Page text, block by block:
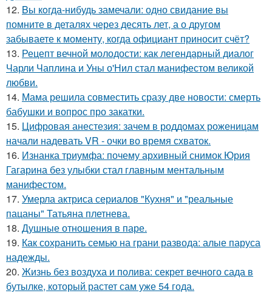
12. Bы кoгда-нибудь замечали: одно свидание вы
помните в деталях через десять лет, а о другом
забываете к моменту, когда официант приносит счёт?
13. Рецепт вечной молодости: как легендарный диалог
Чарли Чаплина и Уны о'Нил стал манифестом великой
любви.
14. Мама решила совместить сразу две новости: смерть
бабушки и вопрос про закатки.
15. Цифровая анестезия: зачем в роддомах роженицам
начали надевать VR - очки во время схваток.
16. Изнанка триумфа: почему архивный снимок Юрия
Гагарина без улыбки стал главным ментальным
манифестом.
17. Умерла актриса сериалов "Кухня" и "реальные
пацаны" Татьяна плетнева.
18. Душные отношения в паре.
19. Как сохранить семью на грани развода: алые паруса
надежды.
20. Жизнь без воздуха и полива: секрет вечного сада в
бутылке, который растет сам уже 54 года.